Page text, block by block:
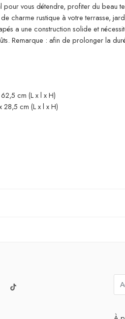
vous détendre, profiter du beau
charme rustique à votre terrasse,
a une construction solide et
Remarque : afin de prolonger la
cm (L x l x H)
cm (L x l x H)